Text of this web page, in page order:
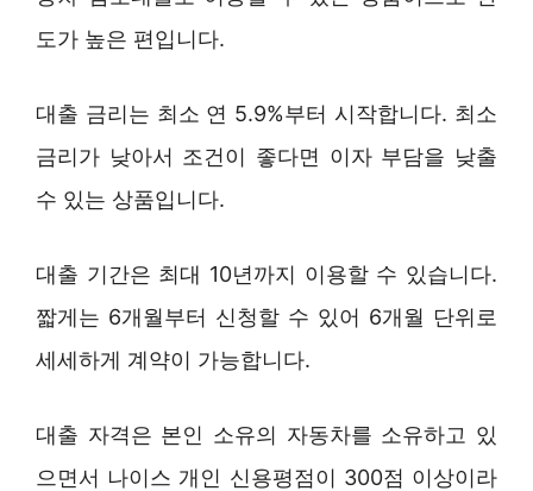
도가 높은 편입니다.
대출 금리는 최소 연 5.9%부터 시작합니다. 최소
금리가 낮아서 조건이 좋다면 이자 부담을 낮출
수 있는 상품입니다.
대출 기간은 최대 10년까지 이용할 수 있습니다.
짧게는 6개월부터 신청할 수 있어 6개월 단위로
세세하게 계약이 가능합니다.
대출 자격은 본인 소유의 자동차를 소유하고 있
으면서 나이스 개인 신용평점이 300점 이상이라